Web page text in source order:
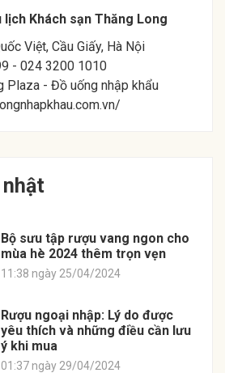
lịch Khách sạn Thăng Long
Việt, Cầu Giấy, Hà Nội
- 024 3200 1010
Plaza - Đồ uống nhập khẩu
Bộ sưu tập rượu vang ngon cho
mùa hè 2024 thêm trọn vẹn
11:38 ngày 25/04/2024
Rượu ngoại nhập: Lý do được
yêu thích và những điều cần lưu
ý khi mua
01:37 ngày 29/04/2024